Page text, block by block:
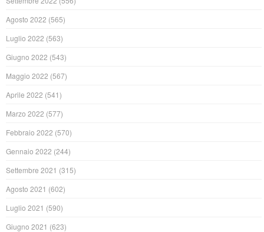
Agosto 2022 (565)
Luglio 2022 (563)
Giugno 2022 (543)
Maggio 2022 (567)
Aprile 2022 (541)
Marzo 2022 (577)
Febbraio 2022 (570)
Gennaio 2022 (244)
Settembre 2021 (315)
Agosto 2021 (602)
Luglio 2021 (590)
Giugno 2021 (623)